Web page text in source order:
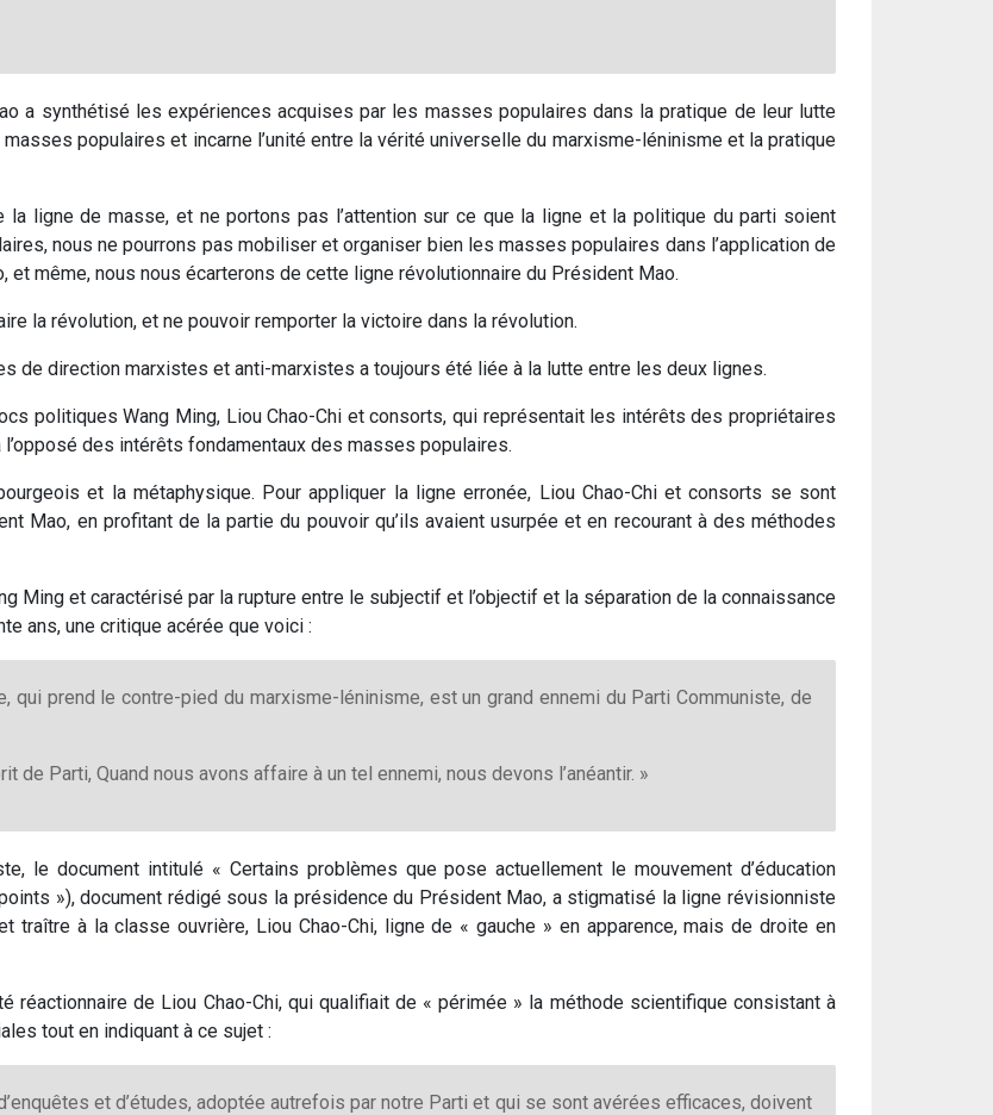
a synthétisé les expériences acquises par les masses populaires dans la pratique de leur lutte
populaires et incarne l’unité entre la vérité universelle du marxisme-léninisme et la pratique
la ligne de masse, et ne portons pas l’attention sur ce que la ligne et la politique du parti soient
nous ne pourrons pas mobiliser et organiser bien les masses populaires dans l’application de
même, nous nous écarterons de cette ligne révolutionnaire du Président Mao.
la révolution, et ne pouvoir remporter la victoire dans la révolution.
de direction marxistes et anti-marxistes a toujours été liée à la lutte entre les deux lignes.
politiques Wang Ming, Liou Chao-Chi et consorts, qui représentait les intérêts des propriétaires
des intérêts fondamentaux des masses populaires.
et la métaphysique. Pour appliquer la ligne erronée, Liou Chao-Chi et consorts se sont
Mao, en profitant de la partie du pouvoir qu’ils avaient usurpée et en recourant à des méthodes
Ming et caractérisé par la rupture entre le subjectif et l’objectif et la séparation de la connaissance
ans, une critique acérée que voici :
qui prend le contre-pied du marxisme-léninisme, est un grand ennemi du Parti Communiste, de
de Parti, Quand nous avons affaire à un tel ennemi, nous devons l’anéantir. »
le document intitulé « Certains problèmes que pose actuellement le mouvement d’éducation
»), document rédigé sous la présidence du Président Mao, a stigmatisé la ligne révisionniste
traître à la classe ouvrière, Liou Chao-Chi, ligne de « gauche » en apparence, mais de droite en
réactionnaire de Liou Chao-Chi, qui qualifiait de « périmée » la méthode scientifique consistant à
tout en indiquant à ce sujet :
et d’études, adoptée autrefois par notre Parti et qui se sont avérées efficaces, doivent